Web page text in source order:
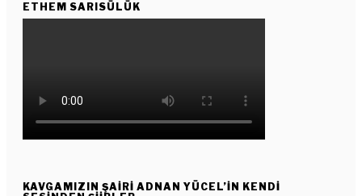
ETHEM SARISÜLÜK
KAVGAMIZIN ŞAIRI ADNAN YÜCEL’IN KENDI